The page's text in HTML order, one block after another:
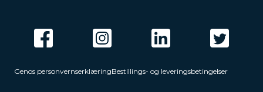
Genos personvernserklæringBestillings- og leveringsbetingelser